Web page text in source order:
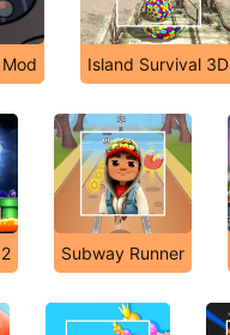
Island Survival 3D
Subway Runner